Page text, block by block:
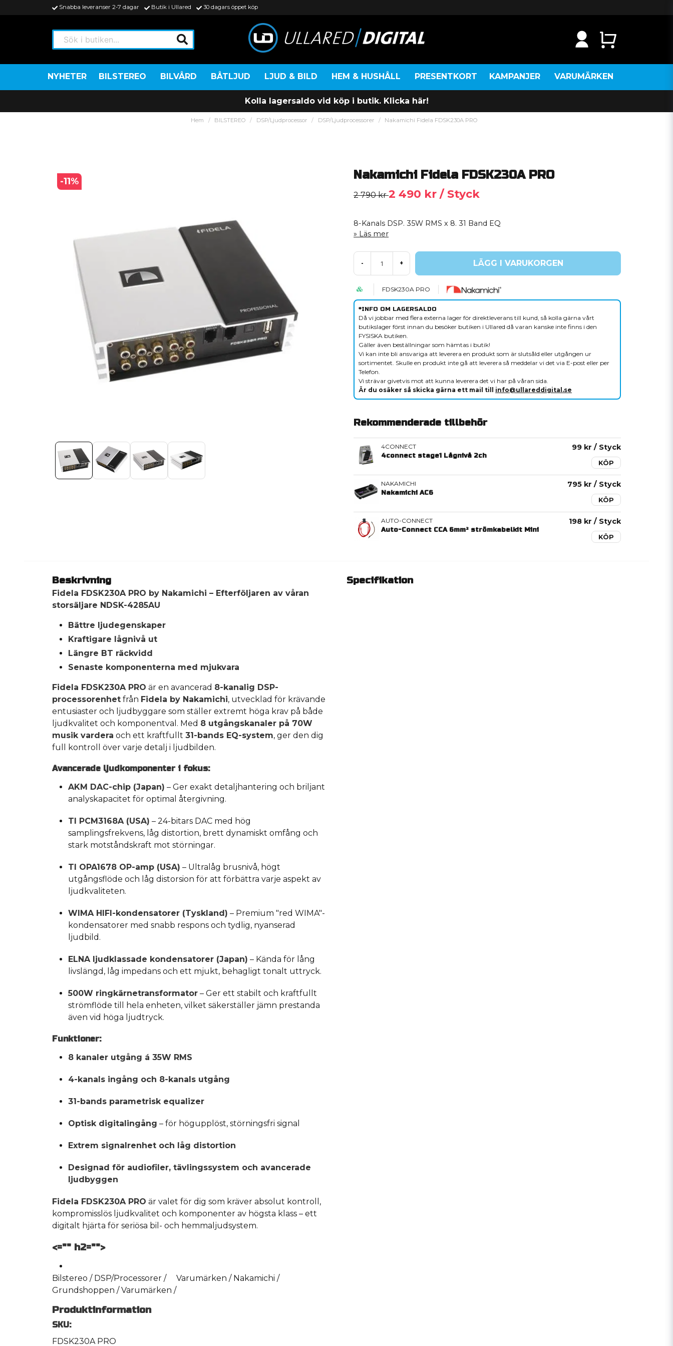
Snabba leveranser 2-7 dagar Butik i Ullared 30 dagars öppet köp
Sök i butiken...
NYHETER BILSTEREO BILVÅRD BÅTLJUD LJUD & BILD HEM & HUSHÅLL PRESENTKORT KAMPANJER VARUMÄRKEN
Kolla lagersaldo vid köp i butik. Klicka här!
Hem BILSTEREO DSP/Ljudprocessor DSP/Ljudprocessorer Nakamichi Fidela FDSK230A PRO
-11% Nakamichi Fidela FDSK230A PRO
2 790 kr2 490 kr / Styck
8-Kanals DSP. 35W RMS x 8. 31 Band EQ
Läs mer
- + LÄGG I VARUKORGEN
FDSK230A PRO
*INFO OM LAGERSALDO
Då vi jobbar med flera externa lager för direktleverans till kund, så kolla gärna vårt
butikslager först innan du besöker butiken i Ullared då varan kanske inte finns i den
FYSISKA butiken.
Gäller även beställningar som hämtas i butik!
Vi kan inte bli ansvariga att leverera en produkt som är slutsåld eller utgången ur
sortimentet. Skulle en produkt inte gå att leverera så meddelar vi det via E-post eller per
Telefon.
Vi strävar givetvis mot att kunna leverera det vi har på våran sida.
Är du osäker så skicka gärna ett mail till info@ullareddigital.se
Rekommenderade tillbehör
4CONNECT
4connect stage1 Lågnivå 2ch
99 kr / Styck
KÖP
NAKAMICHI
Nakamichi AC6
795 kr / Styck
KÖP
AUTO-CONNECT
Auto-Connect CCA 6mm² strömkabelkit Mini
198 kr / Styck
KÖP
Beskrivning
Fidela FDSK230A PRO by Nakamichi – Efterföljaren av våran
storsäljare NDSK-4285AU
Bättre ljudegenskaper
Kraftigare lågnivå ut
Längre BT räckvidd
Senaste komponenterna med mjukvara
Fidela FDSK230A PRO är en avancerad 8-kanalig DSP-
processorenhet från Fidela by Nakamichi, utvecklad för krävande
entusiaster och ljudbyggare som ställer extremt höga krav på både
ljudkvalitet och komponentval. Med 8 utgångskanaler på 70W
musik vardera och ett kraftfullt 31-bands EQ-system, ger den dig
full kontroll över varje detalj i ljudbilden.
Avancerade ljudkomponenter i fokus:
AKM DAC-chip (Japan) – Ger exakt detaljhantering och briljant
analyskapacitet för optimal återgivning.
TI PCM3168A (USA) – 24-bitars DAC med hög
samplingsfrekvens, låg distortion, brett dynamiskt omfång och
stark motståndskraft mot störningar.
TI OPA1678 OP-amp (USA) – Ultralåg brusnivå, högt
utgångsflöde och låg distorsion för att förbättra varje aspekt av
ljudkvaliteten.
WIMA HIFI-kondensatorer (Tyskland) – Premium "red WIMA"-
kondensatorer med snabb respons och tydlig, nyanserad
ljudbild.
ELNA ljudklassade kondensatorer (Japan) – Kända för lång
livslängd, låg impedans och ett mjukt, behagligt tonalt uttryck.
500W ringkärnetransformator – Ger ett stabilt och kraftfullt
strömflöde till hela enheten, vilket säkerställer jämn prestanda
även vid höga ljudtryck.
Funktioner:
8 kanaler utgång á 35W RMS
4-kanals ingång och 8-kanals utgång
31-bands parametrisk equalizer
Optisk digitalingång – för högupplöst, störningsfri signal
Extrem signalrenhet och låg distortion
Designad för audiofiler, tävlingssystem och avancerade
ljudbyggen
Fidela FDSK230A PRO är valet för dig som kräver absolut kontroll,
kompromisslös ljudkvalitet och komponenter av högsta klass – ett
digitalt hjärta för seriösa bil- och hemmaljudsystem.
<="" h2="">
Bilstereo / DSP/Processorer /
Varumärken / Nakamichi /
Grundshoppen / Varumärken /
Produktinformation
SKU:
FDSK230A PRO
Specifikation